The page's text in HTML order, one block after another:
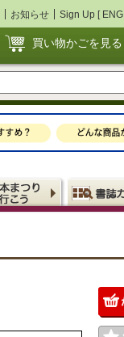
お知らせ Sign Up [ ENG
買い物かごを見る